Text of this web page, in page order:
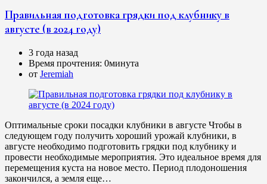
Правильная подготовка грядки под клубнику в
августе (в 2024 году)
3 года назад
Время прочтения: 0минута
от Jeremiah
Оптимальные сроки посадки клубники в августе Чтобы в
следующем году получить хороший урожай клубники, в
августе необходимо подготовить грядки под клубнику и
провести необходимые мероприятия. Это идеальное время для
перемещения куста на новое место. Период плодоношения
закончился, а земля еще…